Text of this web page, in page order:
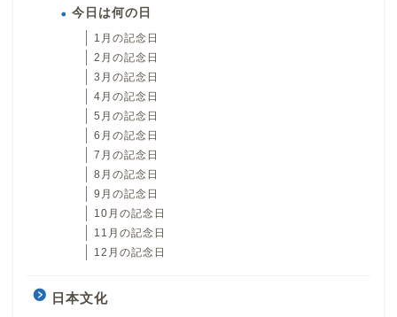
今日は何の日
1月の記念日
2月の記念日
3月の記念日
4月の記念日
5月の記念日
6月の記念日
7月の記念日
8月の記念日
9月の記念日
10月の記念日
11月の記念日
12月の記念日
日本文化